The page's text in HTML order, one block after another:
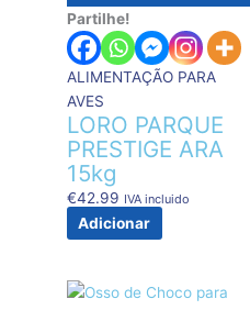
Partilhe!
ALIMENTAÇÃO PARA
AVES
LORO PARQUE
PRESTIGE ARA
15kg
€42.99 IVA incluido
Adicionar